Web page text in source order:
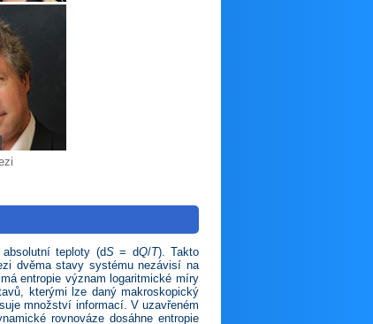
teploty (dS= dQ/T). Takto
dvěma stavy systému nezávisí na
entropie význam logaritmické míry
kterými lze daný makroskopický
množství informací. V uzavřeném
rovnováze dosáhne entropie